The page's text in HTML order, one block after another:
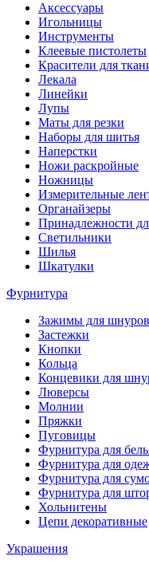
Аксессуары
Игольницы
Инструменты
Клеевые пистолеты
Красители для
Лекала
Линейки
Лупы
Маты для резки
Наборы для шитья
Наперстки
Ножи раскройные
Ножницы
Измерительные
Органайзеры
Принадлежности
Светильники
Шилья
Шкатулки
Фурнитура
Зажимы для шнуров
Застежки
Кнопки
Кольца
Концевики для
Люверсы
Молнии
Пряжки
Пуговицы
Фурнитура для
Фурнитура для
Фурнитура для
Фурнитура для
Хольнитены
Цепи декоративные
Украшения